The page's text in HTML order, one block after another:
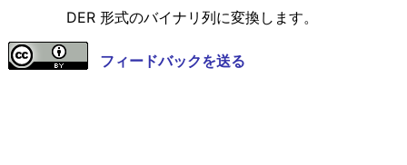
DER 形式のバイナリ列に変換します。
フィードバックを送る